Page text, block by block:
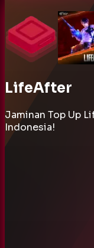
LifeAfter
Jaminan Top Up
Indonesia!